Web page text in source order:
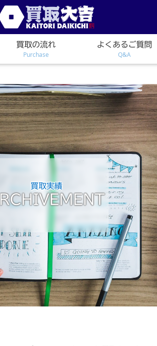
買取実績
買取の流れ
Purchase
よくあるご質問
Q&A